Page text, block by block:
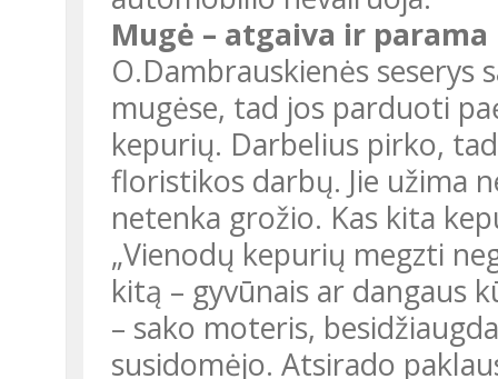
Mugė – atgaiva ir parama
O.Dambrauskienės seserys
mugėse, tad jos parduoti
kepurių. Darbelius pirko,
floristikos darbų. Jie užima
netenka grožio. Kas kita
„Vienodų kepurių megzti
kitą – gyvūnais ar dangaus
– sako moteris,
susidomėjo. Atsirado